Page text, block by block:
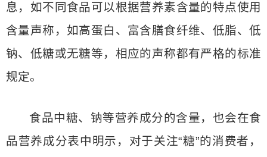
息，如不同食品可以根据营养素含量的特点使用
含量声称，如高蛋白、富含膳食纤维、低脂、低
钠、低糖或无糖等，相应的声称都有严格的标准
规定。
食品中糖、钠等营养成分的含量，也会在食
品营养成分表中明示，对于关注“糖”的消费者，